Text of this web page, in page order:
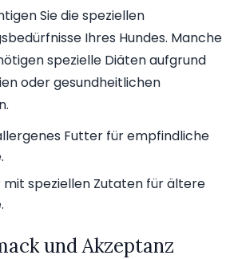
Sie die speziellen
Ihres Hundes. Manche
spezielle Diäten aufgrund
oder gesundheitlichen
Futter für empfindliche
mit speziellen Zutaten für ältere
und Akzeptanz